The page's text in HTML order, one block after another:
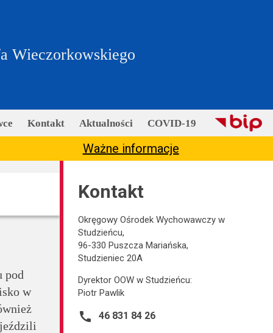
Wieczorkowskiego
Kontakt Aktualności COVID-19
Ważne informacje
pod
w
Kontakt
Okręgowy Ośrodek Wychowawczy w
Studzieńcu,
96-330 Puszcza Mariańska,
Studzieniec 20A
Dyrektor OOW w Studzieńcu:
Piotr Pawlik
call 46 831 84 26